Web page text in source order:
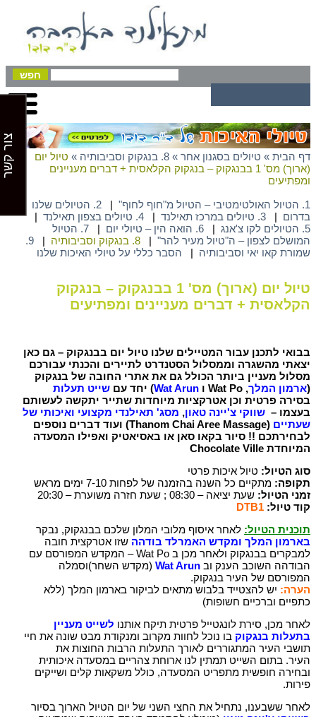
דף הבית » טיולים בסגנון אחר » 8. בנגקוק וסביבותיה » טיול יום
(ארוך) מס' 1 בבנגקוק – בנגקוק הקלאסית + דברים מעניינים
ומפתיעים
1. הטיול האולטימטיבי – הטיול מ"חוף לחוף"
|
2. הטיולים שלנו
בדרום | 3. טיולים במרכז תאילנד | 4. טיולים בצפון תאילנד
|
5. הטיולים לקו צ'אנג
| 6. הואה הין – טיולי יום |
7. הטיול
המושלם לצפון – ה"טיול מעיר להר" | 8. בנגקוק וסביבותיה |
9.
שמורת קאו יאי וסביבותיה | הסבר כללי על טיולי האיכות שלנו
טיול יום (ארוך) מס' 1 בבנגקוק – בנגקוק
הקלאסית + דברים מעניינים ומפתיעים
בבואי לתכנן עבור המטיילים שלנו טיול יום בבנגקוק – גם כאן
יצאתי מהשגרה וממסלול הסטנדרט לתיירים והכנתי עבורכם
מסלול מעניין ביותר הכולל גם את אתרי החובה של בנגקוק
(ארמון המלך, Wat Po ו Wat Arun) יחד עם שייט תעלות
בסירה פרטית וכן אטרקציות מיוחדות שתייר יתקשה לעשותם
בעצמו – שווקי צ'יינה טאון, מסג' תאילנדי מקצועי ואיכותי של
שעתיים
(Thanom Chai Aree Massage) ועוד דברים נוספים
לבחירתכם !! סיור בקאו סאן או באסיאטיק ואפילו המסעדה
המיוחדת Chocolate Ville
סוג הטיול: טיול איכות פרטי
תקופה: מתקיים כל השנה בהזמנה של לפחות 7-10 ימים מראש
זמני הטיול: שעת יציאה – 08:30 ; שעת חזרה משוערת – 20:30
קוד טיול: DTB1
תוכנית הטיול: לאחר איסוף מלובי המלון שלכם בבנגקוק, נבקר
בארמון המלך ומקדש האמרלד בודהה שזו אטרקצית חובה
למבקרים בבנגקוק ולאחר מכן ב Wat Po – המקדש המפורסם עם
הבודהה השוכב הענק וב Wat Arun (מקדש השחר)וסמלה
המפורסם של העיר בנגקוק.
הערה: יש להצטייד בלבוש מתאים לביקור בארמון המלך (ללא
כתפיים וברכיים חשופות)
לאחר מכן, סירת לונגטייל פרטית תיקח אותנו לשייט מעניין
בתעלות בנגקוק בו נוכל לחוות מקרוב ומנקודת מבט שונה את חיי
תושבי העיר המתגוררים לאורך התעלות הרבות החוצות את
העיר. בתום השייט תמתין לנו ארוחת צהריים במסעדה איכותית
ובחירה חופשית מתפריט המסעדה, כולל משקאות קלים ושייקים
פירות.
לאחר ששבענו, נתחיל את החצי השני של יום הטיול הארוך בסיור
צור קשר